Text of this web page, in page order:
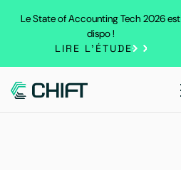
Le State of Accounting Tech 2026 est
dispo !
LIRE L'ÉTUDE